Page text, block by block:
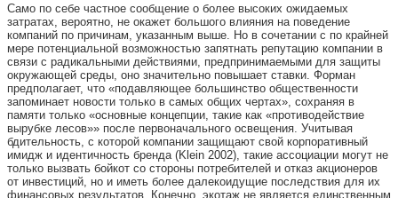
Само по себе частное сообщение о более высоких ожидаемых
затратах, вероятно, не окажет большого влияния на поведение
компаний по причинам, указанным выше. Но в сочетании с по крайней
мере потенциальной возможностью запятнать репутацию компании в
связи с радикальными действиями, предпринимаемыми для защиты
окружающей среды, оно значительно повышает ставки. Форман
предполагает, что «подавляющее большинство общественности
запоминает новости только в самых общих чертах», сохраняя в
памяти только «основные концепции, такие как «противодействие
вырубке лесов»» после первоначального освещения. Учитывая
бдительность, с которой компании защищают свой корпоративный
имидж и идентичность бренда (Klein 2002), такие ассоциации могут не
только вызвать бойкот со стороны потребителей и отказ акционеров
от инвестиций, но и иметь более далекоидущие последствия для их
финансовых результатов. Конечно, экотаж не является единственным